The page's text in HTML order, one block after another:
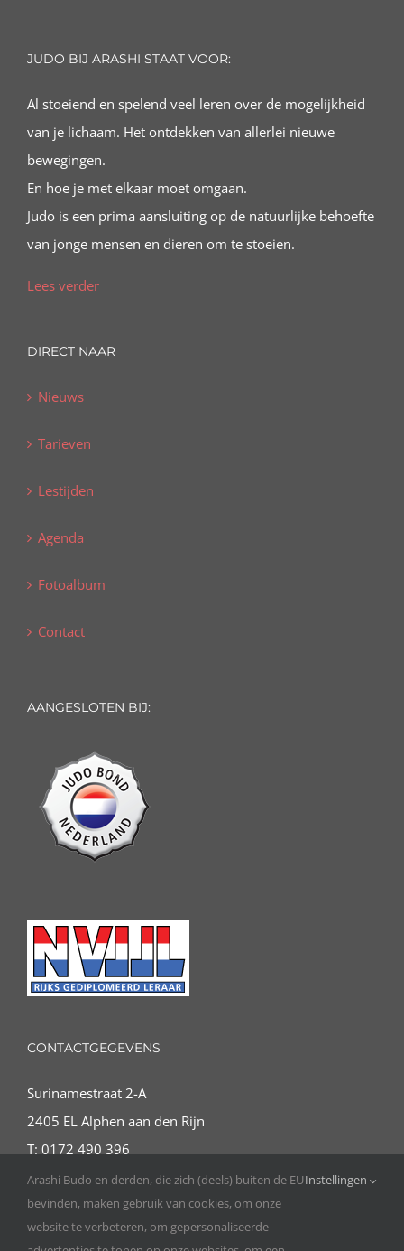
JUDO BIJ ARASHI STAAT VOOR:
Al stoeiend en spelend veel leren over de mogelijkheid
van je lichaam. Het ontdekken van allerlei nieuwe
bewegingen.
En hoe je met elkaar moet omgaan.
Judo is een prima aansluiting op de natuurlijke behoefte
van jonge mensen en dieren om te stoeien.
Lees verder
DIRECT NAAR
Nieuws
Tarieven
Lestijden
Agenda
Fotoalbum
Contact
AANGESLOTEN BIJ:
CONTACTGEGEVENS
Surinamestraat 2-A
2405 EL Alphen aan den Rijn
T: 0172 490 396
E:info@arashibudo.nl
Arashi Budo en derden, die zich (deels) buiten de EU
bevinden, maken gebruik van cookies, om onze
website te verbeteren, om gepersonaliseerde
Instellingen